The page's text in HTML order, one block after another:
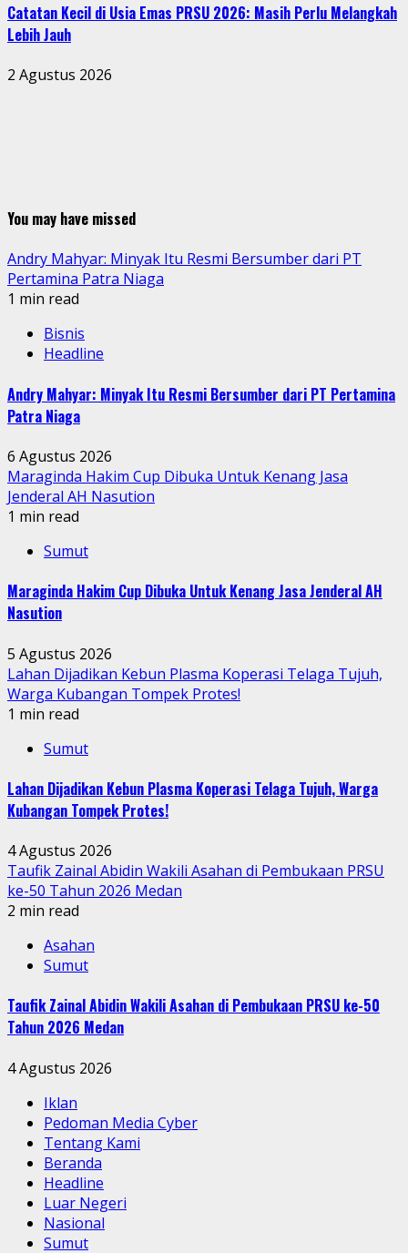
Catatan Kecil di Usia Emas PRSU 2026: Masih Perlu Melangkah
Lebih Jauh
2 Agustus 2026
You may have missed
Andry Mahyar: Minyak Itu Resmi Bersumber dari PT
Pertamina Patra Niaga
1 min read
Bisnis
Headline
Andry Mahyar: Minyak Itu Resmi Bersumber dari PT Pertamina
Patra Niaga
6 Agustus 2026
Maraginda Hakim Cup Dibuka Untuk Kenang Jasa
Jenderal AH Nasution
1 min read
Sumut
Maraginda Hakim Cup Dibuka Untuk Kenang Jasa Jenderal AH
Nasution
5 Agustus 2026
Lahan Dijadikan Kebun Plasma Koperasi Telaga Tujuh,
Warga Kubangan Tompek Protes!
1 min read
Sumut
Lahan Dijadikan Kebun Plasma Koperasi Telaga Tujuh, Warga
Kubangan Tompek Protes!
4 Agustus 2026
Taufik Zainal Abidin Wakili Asahan di Pembukaan PRSU
ke-50 Tahun 2026 Medan
2 min read
Asahan
Sumut
Taufik Zainal Abidin Wakili Asahan di Pembukaan PRSU ke-50
Tahun 2026 Medan
4 Agustus 2026
Iklan
Pedoman Media Cyber
Tentang Kami
Beranda
Headline
Luar Negeri
Nasional
Sumut